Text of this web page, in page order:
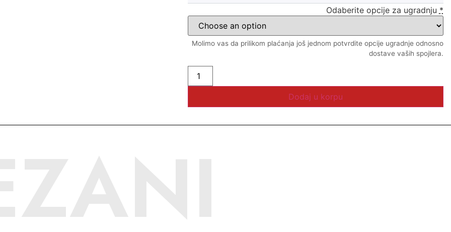
Odaberite opcije za ugradnju *
Molimo vas da prilikom plaćanja još jednom potvrdite opcije ugradnje odnosno
dostave vaših spojlera.
Dodaj u korpu